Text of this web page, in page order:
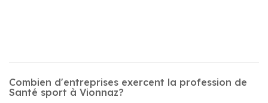
Combien d'entreprises exercent la profession de
Santé sport à Vionnaz?